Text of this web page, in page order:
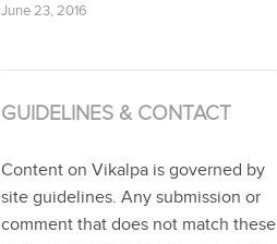
June 23, 2016
GUIDELINES & CONTACT
Content on Vikalpa is governed by
site guidelines. Any submission or
comment that does not match these